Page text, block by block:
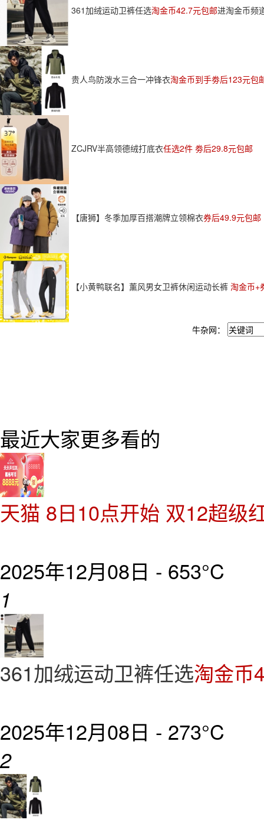
361加绒运动卫裤任选淘金币42.7元包邮进淘金币频
贵人鸟防泼水三合一冲锋衣淘金币到手劵后123元包
ZCJRV半高领德绒打底衣任选2件 劵后29.8元包邮
【唐狮】冬季加厚百搭潮牌立领棉衣券后49.9元包邮
【小黄鸭联名】薰风男女卫裤休闲运动长裤 淘金币+
牛杂网：
最近大家更多看的
天猫 8日10点开始 双12超级
2025年12月08日 - 653°C
1
361加绒运动卫裤任选淘金币
2025年12月08日 - 273°C
2